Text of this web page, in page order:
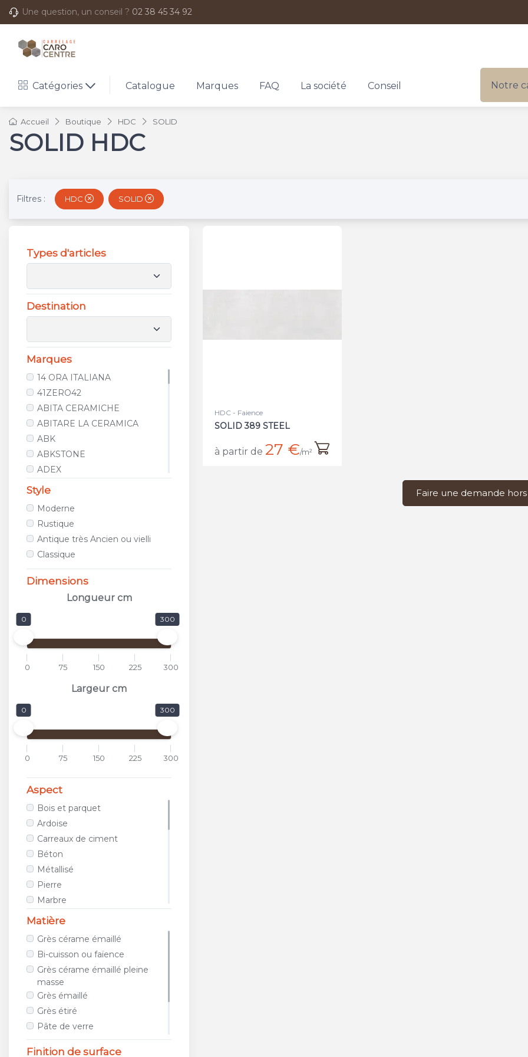
Une question, un conseil ? 02 38 45 34 92
Catégories Catalogue Marques FAQ La société Conseil Notre
Accueil Boutique HDC SOLID
SOLID HDC
Filtres : HDC SOLID
Types d'articles
Destination
Marques
14 ORA ITALIANA
41ZERO42
ABITA CERAMICHE
ABITARE LA CERAMICA
ABK
ABKSTONE
ADEX
AGROB BUCHTAL
ALFALUX
ANTICA CERAMICA RUBIERA
APARICI
APAVISA
AREA CERAMICHE
AREZIA
ARGENTA
ARIOSTEA
ARPA
ARTISTICA DUE
ASCOT
ASTOR
ATLAS CONCORDE
AVA CERAMICA
AZTECA CERAMICA
AZULEJOS BENADRESA
AZULEV
AZUVI
B&B CERAMICHE
BAERWOLF
BAGATTINI
BARDELLI
BAYKER
BELLACASA CERAMICA
BELLAVISTA
BIOPETRA
BISAZZA
BLUSTYLE
BOXER
Style
Moderne
Rustique
Antique très Ancien ou vielli
Classique
Dimensions
Longueur cm
0 300
0 75 150 225 300
Largeur cm
0 300
0 75 150 225 300
Aspect
Bois et parquet
Ardoise
Carreaux de ciment
Béton
Métallisé
Pierre
Marbre
Tissu / Cuir
Géométrique
Images et photos
Galet et mosaïque
Travertin
Terracotta
Matière
Grès cérame émaillé
Bi-cuisson ou faïence
Grès cérame émaillé pleine
masse
Grès émaillé
Grès étiré
Pâte de verre
Métal
Finition de surface
HDC - Faience
SOLID 389 STEEL
à partir de 27 €/m²
Faire une demande